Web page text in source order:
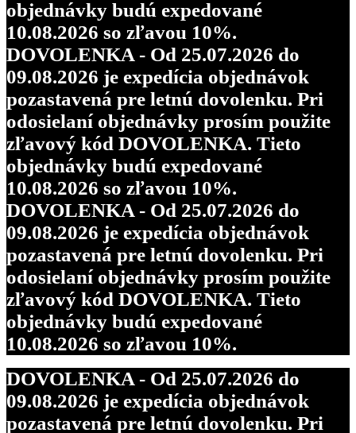
objednávky budú expedované
10.08.2026 so zľavou 10%.
DOVOLENKA - Od 25.07.2026 do
09.08.2026 je expedícia objednávok
pozastavená pre letnú dovolenku. Pri
odosielaní objednávky prosím použite
zľavový kód DOVOLENKA. Tieto
objednávky budú expedované
10.08.2026 so zľavou 10%.
DOVOLENKA - Od 25.07.2026 do
09.08.2026 je expedícia objednávok
pozastavená pre letnú dovolenku. Pri
odosielaní objednávky prosím použite
zľavový kód DOVOLENKA. Tieto
objednávky budú expedované
10.08.2026 so zľavou 10%.
DOVOLENKA - Od 25.07.2026 do
09.08.2026 je expedícia objednávok
pozastavená pre letnú dovolenku. Pri